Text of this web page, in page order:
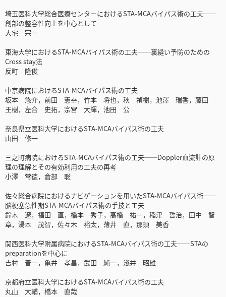
埼玉医科大学総合医療センターにおけるSTA-MCAバイパス術の工夫──
創部の整容性向上を中心として
大宅 宗一
東海大学におけるSTA-MCAバイパス術の工夫──裏縫い予防のための
Cross stay法
反町 隆俊
中京病院におけるSTA-MCAバイパス術の工夫
坂本 悠介，前田 憲幸，竹本 将也，秋 禎樹，池澤 瑞香，藤田
王樹，左合 史拓，宗宮 大輝，池田 公
奈良県立医科大学におけるSTA-MCAバイパス術の工夫
山田 修一
三之町病院におけるSTA-MCAバイパス術の工夫──Doppler血流計の原
理の理解とその有効利用の工夫の再考
小澤 常徳，倉部 聡
佐々総合病院におけるナビゲーションを用いたSTA-MCAバイパス術──
脳梗塞急性期STA-MCAバイパス術の手技と工夫
鈴木 遼，福田 直，橋本 秀子，高橋 祐一，稲津 哲治，田中 智
章，湯本 茂智，佐々木 裕太，薄井 直，那須 美香
関西医科大学附属病院におけるSTA-MCAバイパス術の工夫──STAの
preparationを中心に
吉村 晋一，亀井 孝昌，武田 純一，淺井 昭雄
京都府立医科大学におけるSTA-MCAバイパス術の工夫
丸山 大輔，橋本 直哉